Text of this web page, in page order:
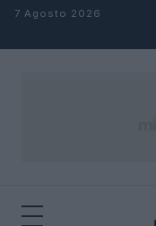
Salta al contenuto
7 Agosto 2026